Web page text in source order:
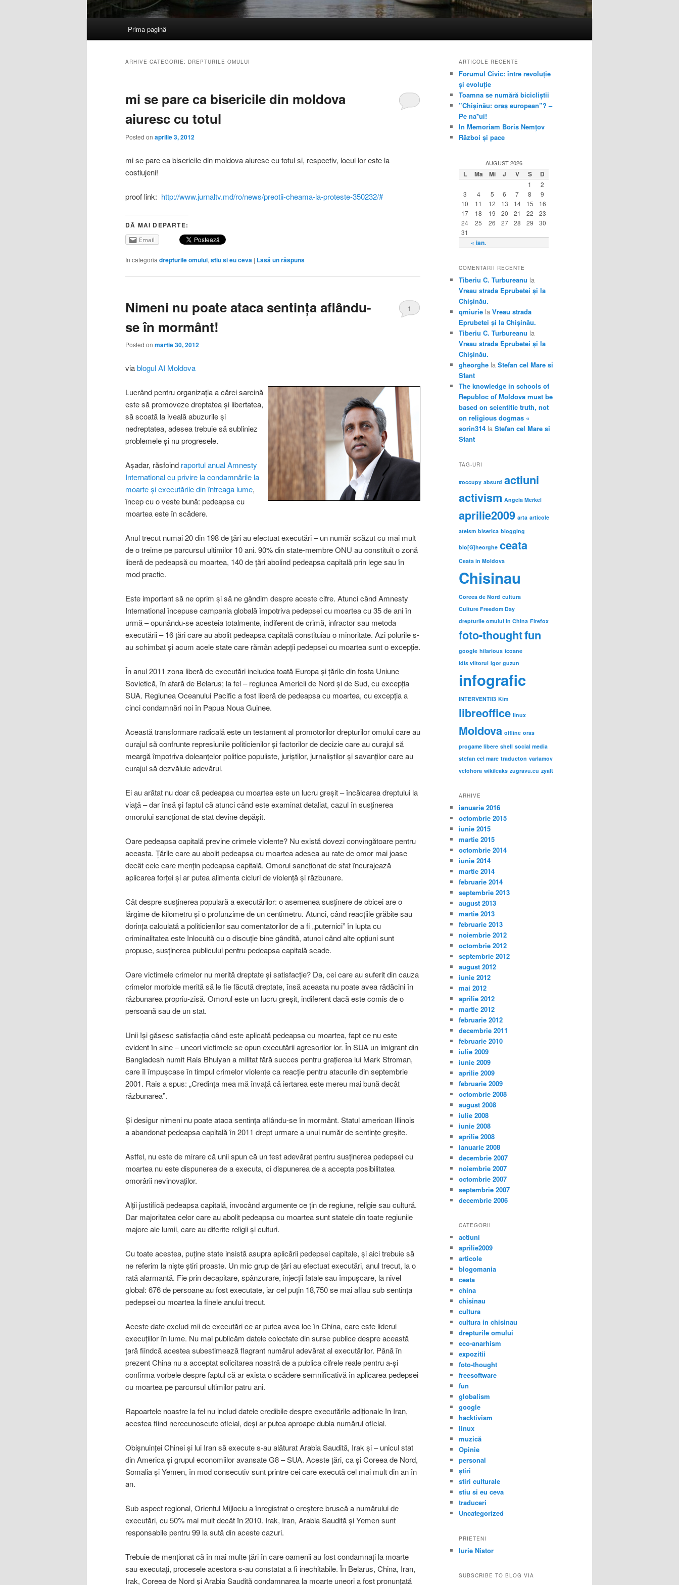
Sari
principal
Sari
secundar
Prima pagină
ARHIVE CATEGORIE: DREPTURILE OMULUI
mi se pare ca bisericile din moldova
aiuresc cu totul
Posted on aprilie 3, 2012
mi se pare ca bisericile din moldova aiuresc cu totul si, respectiv, locul lor este la
costiujeni!
proof link: http://www.jurnaltv.md/ro/news/preotii-cheama-la-proteste-350232/#
DĂ MAI DEPARTE:
Email
În categoria drepturile omului, stiu si eu ceva | Lasă un răspuns
Nimeni nu poate ataca sentinţa aflându-
se în mormânt!
Posted on martie 30, 2012
1
viablogul AI Moldova
Lucrând pentru organizaţia a cărei sarcină
este să promoveze dreptatea şi libertatea,
să scoată la iveală abuzurile şi
nedreptatea, adesea trebuie să subliniez
problemele şi nu progresele.
Aşadar, răsfoind raportul anual Amnesty
International cu privire la condamnările la
moarte şi executările din întreaga lume,
încep cu o veste bună: pedeapsa cu
moartea este în scădere.
Anul trecut numai 20 din 198 de ţări au efectuat executări – un număr scăzut cu mai mult
de o treime pe parcursul ultimilor 10 ani. 90% din state-membre ONU au constituit o zonă
liberă de pedeapsă cu moartea, 140 de ţări abolind pedeapsa capitală prin lege sau în
mod practic.
Este important să ne oprim şi să ne gândim despre aceste cifre. Atunci când Amnesty
International începuse campania globală împotriva pedepsei cu moartea cu 35 de ani în
urmă – opunându-se acesteia totalmente, indiferent de crimă, infractor sau metoda
executării – 16 ţări care au abolit pedeapsa capitală constituiau o minoritate. Azi polurile s-
au schimbat şi acum acele state care rămân adepţii pedepsei cu moartea sunt o excepţie.
În anul 2011 zona liberă de executări includea toată Europa şi ţările din fosta Uniune
Sovietică, în afară de Belarus; la fel – regiunea Americii de Nord şi de Sud, cu excepţia
SUA. Regiunea Oceanului Pacific a fost liberă de pedeapsa cu moartea, cu excepţia a
cinci condamnări noi în Papua Noua Guinee.
Această transformare radicală este un testament al promotorilor drepturilor omului care au
curajul să confrunte represiunile politicienilor şi factorilor de decizie care au curajul să
meargă împotriva doleanţelor politice populiste, juriştilor, jurnaliştilor şi savanţilor care au
curajul să dezvăluie adevărul.
Ei au arătat nu doar că pedeapsa cu moartea este un lucru greşit – încălcarea dreptului la
viaţă – dar însă şi faptul că atunci când este examinat detaliat, cazul în susţinerea
omorului sancţionat de stat devine depăşit.
Oare pedeapsa capitală previne crimele violente? Nu există dovezi convingătoare pentru
aceasta. Ţările care au abolit pedeapsa cu moartea adesea au rate de omor mai joase
decât cele care menţin pedeapsa capitală. Omorul sancţionat de stat încurajează
aplicarea forţei şi ar putea alimenta cicluri de violenţă şi răzbunare.
Cât despre susţinerea populară a executărilor: o asemenea susţinere de obicei are o
lărgime de kilometru şi o profunzime de un centimetru. Atunci, când reacţiile grăbite sau
dorinţa calculată a politicienilor sau comentatorilor de a fi „puternici” în lupta cu
criminalitatea este înlocuită cu o discuţie bine gândită, atunci când alte opţiuni sunt
propuse, susţinerea publicului pentru pedeapsa capitală scade.
Oare victimele crimelor nu merită dreptate şi satisfacţie? Da, cei care au suferit din cauza
crimelor morbide merită să le fie făcută dreptate, însă aceasta nu poate avea rădăcini în
răzbunarea propriu-zisă. Omorul este un lucru greşit, indiferent dacă este comis de o
persoană sau de un stat.
Unii îşi găsesc satisfacţia când este aplicată pedeapsa cu moartea, fapt ce nu este
evident în sine – uneori victimele se opun executării agresorilor lor. În SUA un imigrant din
Bangladesh numit Rais Bhuiyan a militat fără succes pentru graţierea lui Mark Stroman,
care îl împuşcase în timpul crimelor violente ca reacţie pentru atacurile din septembrie
2001. Rais a spus: „Credinţa mea mă învaţă că iertarea este mereu mai bună decât
răzbunarea”.
Şi desigur nimeni nu poate ataca sentinţa aflându-se în mormânt. Statul american Illinois
a abandonat pedeapsa capitală în 2011 drept urmare a unui număr de sentinţe greşite.
Astfel, nu este de mirare că unii spun că un test adevărat pentru susţinerea pedepsei cu
moartea nu este dispunerea de a executa, ci dispunerea de a accepta posibilitatea
omorârii nevinovaţilor.
Alţii justifică pedeapsa capitală, invocând argumente ce ţin de regiune, religie sau cultură.
Dar majoritatea celor care au abolit pedeapsa cu moartea sunt statele din toate regiunile
majore ale lumii, care au diferite religii şi culturi.
Cu toate acestea, puţine state insistă asupra aplicării pedepsei capitale, şi aici trebuie să
ne referim la nişte ştiri proaste. Un mic grup de ţări au efectuat executări, anul trecut, la o
rată alarmantă. Fie prin decapitare, spânzurare, injecţii fatale sau împuşcare, la nivel
global: 676 de persoane au fost executate, iar cel puţin 18,750 se mai aflau sub sentinţa
pedepsei cu moartea la finele anului trecut.
Aceste date exclud mii de executări ce ar putea avea loc în China, care este liderul
execuţiilor în lume. Nu mai publicăm datele colectate din surse publice despre această
ţară fiindcă acestea subestimează flagrant numărul adevărat al executărilor. Până în
prezent China nu a acceptat solicitarea noastră de a publica cifrele reale pentru a-şi
confirma vorbele despre faptul că ar exista o scădere semnificativă în aplicarea pedepsei
cu moartea pe parcursul ultimilor patru ani.
Rapoartele noastre la fel nu includ datele credibile despre executările adiţionale în Iran,
acestea fiind nerecunoscute oficial, deşi ar putea aproape dubla numărul oficial.
Obişnuinţei Chinei şi lui Iran să execute s-au alăturat Arabia Saudită, Irak şi – unicul stat
din America şi grupul economiilor avansate G8 – SUA. Aceste ţări, ca şi Coreea de Nord,
Somalia şi Yemen, în mod consecutiv sunt printre cei care execută cel mai mult din an în
an.
Sub aspect regional, Orientul Mijlociu a înregistrat o creştere bruscă a numărului de
executări, cu 50% mai mult decât în 2010. Irak, Iran, Arabia Saudită şi Yemen sunt
responsabile pentru 99 la sută din aceste cazuri.
Trebuie de menţionat că în mai multe ţări în care oamenii au fost condamnaţi la moarte
sau executaţi, procesele acestora s-au constatat a fi inechitabile. În Belarus, China, Iran,
Irak, Coreea de Nord şi Arabia Saudită condamnarea la moarte uneori a fost pronunţată
ARTICOLE RECENTE
Forumul Civic: între revoluție
și evoluție
Toamna se numără bicicliștii
”Chișinău: oraș european”? –
Pe na*ui!
In Memoriam Boris Nemțov
Război și pace
AUGUST 2026
L Ma Mi J V S D
« ian.
1
2
3
4 5 6 7 8
9
10
11 12 13 14 15
16
17
18 19 20 21 22
23
24
25 26 27 28 29
30
31
COMENTARII RECENTE
Tiberiu C. Turbureanu la
Vreau strada Eprubetei și la
Chișinău.
qmiurie la Vreau strada
Eprubetei și la Chișinău.
Tiberiu C. Turbureanu la
Vreau strada Eprubetei și la
Chișinău.
gheorghe la Stefan cel Mare si
Sfant
The knowledge in schools of
Republoc of Moldova must be
based on scientific truth, not
on religious dogmas «
sorin314 la Stefan cel Mare si
Sfant
TAG-URI
#occupy absurd actiuni
activism Angela Merkel
aprilie2009 arta articole
ateism biserica blogging
blo[G]heorghe ceata
Ceata in Moldova
Chisinau
Coreea de Nord cultura
Culture Freedom Day
drepturile omului in China Firefox
foto-thoughtfun
google hilarious icoane
idis viitorul igor guzun
infografic
INTERVENTII3 Kim
libreoffice linux
Moldova offline oras
progame libere shell social media
stefan cel mare traducton varlamov
velohora wikileaks zugravu.eu zyalt
ARHIVE
ianuarie 2016
octombrie 2015
iunie 2015
martie 2015
octombrie 2014
iunie 2014
martie 2014
februarie 2014
septembrie 2013
august 2013
martie 2013
februarie 2013
noiembrie 2012
octombrie 2012
septembrie 2012
august 2012
iunie 2012
mai 2012
aprilie 2012
martie 2012
februarie 2012
decembrie 2011
februarie 2010
iulie 2009
iunie 2009
aprilie 2009
februarie 2009
octombrie 2008
august 2008
iulie 2008
iunie 2008
aprilie 2008
ianuarie 2008
decembrie 2007
noiembrie 2007
octombrie 2007
septembrie 2007
decembrie 2006
CATEGORII
actiuni
aprilie2009
articole
blogomania
ceata
china
chisinau
cultura
cultura in chisinau
drepturile omului
eco-anarhism
expozitii
foto-thought
freesoftware
fun
globalism
google
hacktivism
linux
muzică
Opinie
personal
știri
stiri culturale
stiu si eu ceva
traduceri
Uncategorized
PRIETENI
Iurie Nistor
SUBSCRIBE TO BLOG VIA